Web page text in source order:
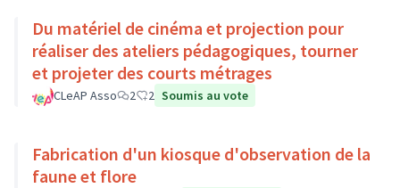
Du matériel de cinéma et projection pour
réaliser des ateliers pédagogiques, tourner
et projeter des courts métrages
CLeAP Asso 2 2 Soumis au vote
Fabrication d'un kiosque d'observation de la
faune et flore